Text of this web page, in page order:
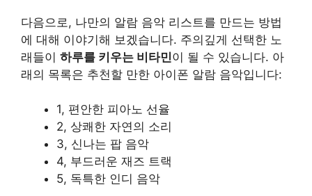
다음으로, 나만의 알람 음악 리스트를 만드는 방법
에 대해 이야기해 보겠습니다. 주의깊게 선택한 노
래들이 하루를 키우는 비타민이 될 수 있습니다. 아
래의 목록은 추천할 만한 아이폰 알람 음악입니다:
1, 편안한 피아노 선율
2, 상쾌한 자연의 소리
3, 신나는 팝 음악
4, 부드러운 재즈 트랙
5, 독특한 인디 음악